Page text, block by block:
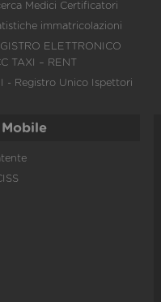
Medici Certificatori
immatricolazioni
ELETTRONICO
TAXI – RENT
- Registro Unico Ispettori